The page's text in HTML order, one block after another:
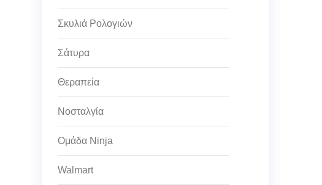
Σκυλιά Ρολογιών
Σάτυρα
Θεραπεία
Νοσταλγία
Ομάδα Ninja
Walmart